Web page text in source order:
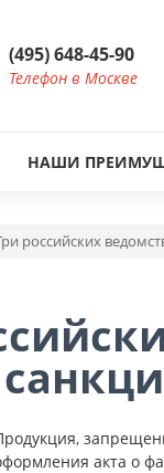
(495) 648-45-90
Телефон в Москве
НАШИ
российских
акта о